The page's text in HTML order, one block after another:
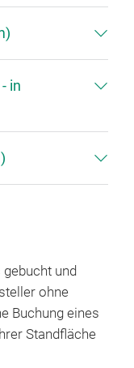
in
und
ohne
Buchung eines
Standfläche